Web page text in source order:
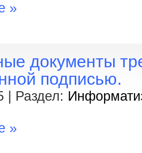
»
документы
подписью.
| Раздел:
»